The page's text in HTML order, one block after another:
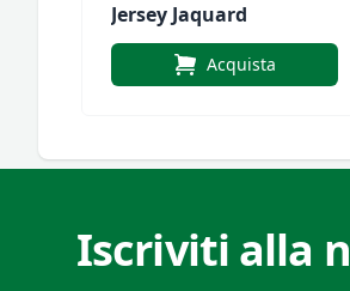
Jersey Jaquard
Acquista
Iscriviti alla